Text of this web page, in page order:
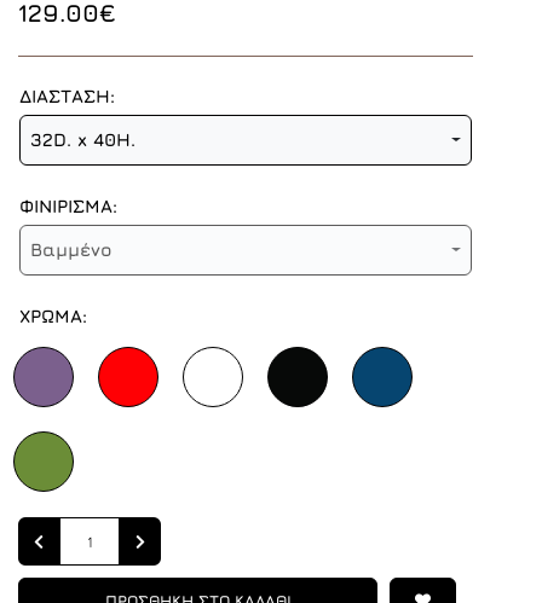
129.00€
ΔΙΑΣΤΑΣΗ:
32D. x 40H.
ΦΙΝΙΡΙΣΜΑ:
Βαμμένο
ΧΡΩΜΑ:
Quantity